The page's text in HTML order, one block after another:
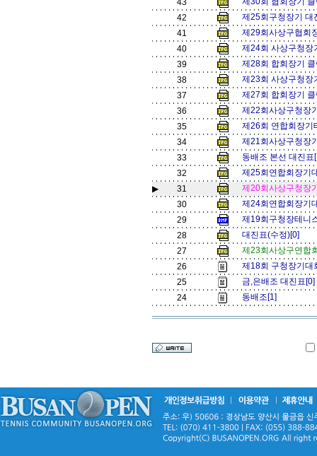
43
42
제25회구청장기
41
제29회사상구협회
40
제24회 사상구청
39
제28회 합회장기
38
제23회 사상구청
37
제27회 합회장기
36
제22회사상구청장
35
제26회 연합회장
34
제21회사상구청장
33
동배조 본선 대진
32
제25회연합회장기
▶
31
제20회사상구청장
30
제24회연합회장기
29
제19회구청장테니
28
대진표(수정)[0]
27
제23회사상구연합
26
제18회 구청장기
25
금,은배조 대진표
24
동배조[1]